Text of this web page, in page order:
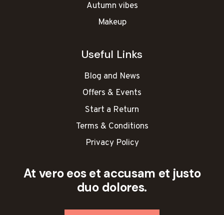
Autumn vibes
Makeup
Useful Links
Blog and News
Offers & Events
Start a Return
Terms & Conditions
Privacy Policy
At vero eos et accusam et justo
duo dolores.